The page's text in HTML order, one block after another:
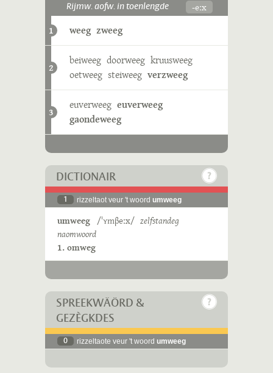
Rijmw. aofw. in toenlengde -eːx
1 weeg zweeg
2
beiweeg doorweeg kruusweeg
oetweeg steiweeg verzweeg
3
euverweeg euverweeg
gaondeweeg
DICTIONAIR
1 rizzeltaot veur 't woord umweeg
umweeg /ˈʏmβeːx/ zelfstandeg
naomwoord
1. omweg
SPREEKWÄÖRD &
GEZÈGKDES
0 rizzeltaote veur 't woord umweeg